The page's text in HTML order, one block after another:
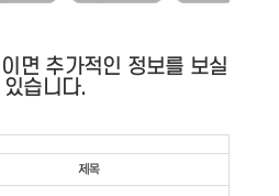
면 추가적인 정보를 보실
있습니다.